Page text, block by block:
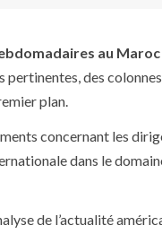
au Maroc
des
plan.
concernant les
dans le
de l’actualité